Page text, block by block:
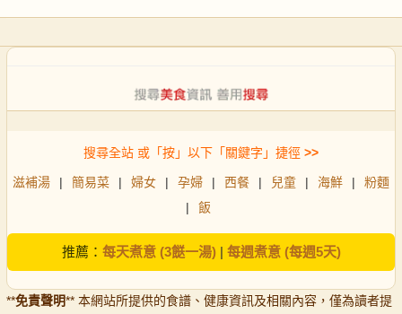
搜尋全站 或「按」以下「關鍵字」捷徑 >>
滋補湯 | 簡易菜 | 婦女 | 孕婦 | 西餐 | 兒童 | 海鮮 |
粉麵
|
飯
推薦： 每天煮意 (3餸一湯)| 每週煮意 (每週5天)
**免責聲明** 本網站所提供的食譜、健康資訊及相關內容，僅為讀者提